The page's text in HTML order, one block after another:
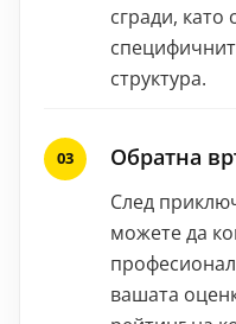
сгради,
структура.
Обратна
След
можете да
вашата